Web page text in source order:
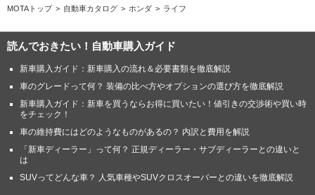
MOTAトップ 自動車カタログ ホンダ ライフ
読んでおきたい！自動車購入ガイド
新車購入ガイド：新車購入の流れ＆必要書類を徹底解説
車のグレードって何？ 装備の比べ方やオプションの選び方を徹底解説
新車購入ガイド：新車を買うならお得に買いたい！値引きの交渉術や買い時
をチェック！
車の維持費にはどのようなものがあるの？ 内訳と費用を解説
「新車ディーラー」って何？ 正規ディーラー・サブディーラーとの違いと
は
SUVってどんな車？ 人気車種やSUVクロスオーバーとの違いを徹底解説